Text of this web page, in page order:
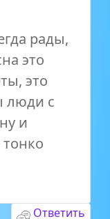
рады,
это
это
люди с
и
Ответить